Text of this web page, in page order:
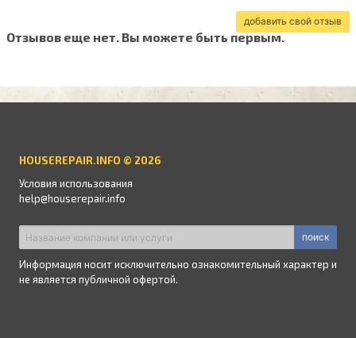
добавить свой отзыв
Отзывов еще нет. Вы можете быть первым.
HOUSEREPAIR.INFO © 2026
Условия использования
help@houserepair.info
поиск
Информация носит исключительно ознакомительный характер и
не является публичной офертой.